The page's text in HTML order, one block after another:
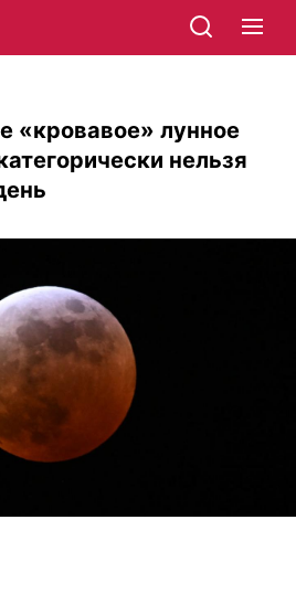
«кровавое» лунное
нельзя